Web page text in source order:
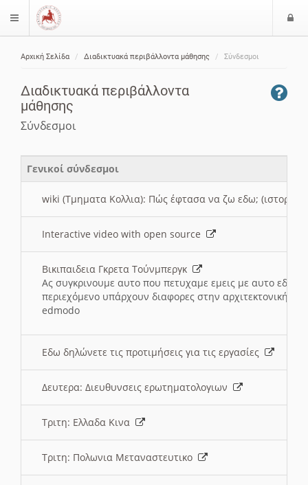
$langMenu
Αρχική Σελίδα Διαδικτυακά περιβάλλοντα μάθησης Σύνδεσμοι
Διαδικτυακά περιβάλλοντα
μάθησης
Σύνδεσμοι
Γενικοί σύνδεσμοι
wiki (Τμηματα Κολλια): Πώς έφτασα να ζω εδω; (ιστορια)
Interactive video with open source
Βικιπαιδεια Γκρετα Τούνμπεργκ
Ας συγκρινουμε αυτο που πετυχαμε εμεις με αυτο εδω
περιεχόμενο υπάρχουν διαφορες στην αρχιτεκτονική
edmodo
Εδω δηλώνετε τις προτιμήσεις για τις εργασίες
Δευτερα: Διευθυνσεις ερωτηματολογιων
Τριτη: Ελλαδα Κινα
Τριτη: Πολωνια Μεταναστευτικο